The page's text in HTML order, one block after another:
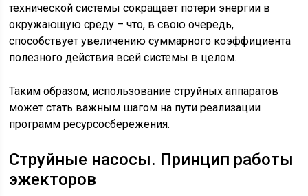
технической системы сокращает потери энергии в
окружающую среду – что, в свою очередь,
способствует увеличению суммарного коэффициента
полезного действия всей системы в целом.
Таким образом, использование струйных аппаратов
может стать важным шагом на пути реализации
программ ресурсосбережения.
Струйные насосы. Принцип работы
эжекторов